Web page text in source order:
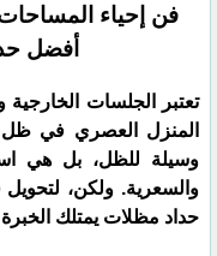
فن إحياء
أفضل
​تعتبر الجلسات الخارجية
المنزل العصري في
وسيلة للظل، بل هي
والسعرية. ولكن،
حداد مظلات يمتلك الخبرة